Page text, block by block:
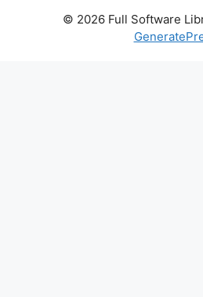
© 2026 Full Software